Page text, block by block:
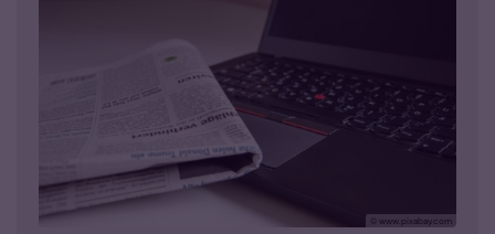
© www.pixabay.com